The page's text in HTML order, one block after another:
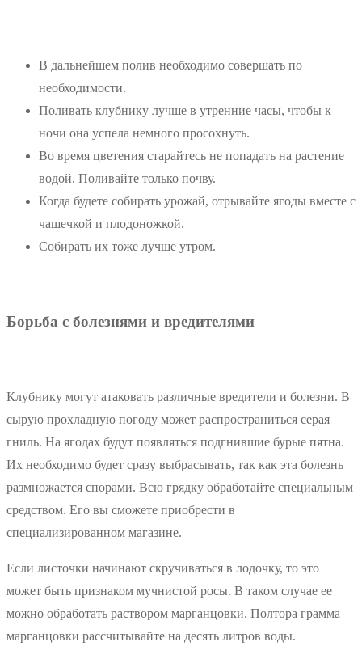
В дальнейшем полив необходимо совершать по
необходимости.
Поливать клубнику лучше в утренние часы, чтобы к
ночи она успела немного просохнуть.
Во время цветения старайтесь не попадать на растение
водой. Поливайте только почву.
Когда будете собирать урожай, отрывайте ягоды вместе с
чашечкой и плодоножкой.
Собирать их тоже лучше утром.
Борьба с болезнями и вредителями
Клубнику могут атаковать различные вредители и болезни. В
сырую прохладную погоду может распространиться серая
гниль. На ягодах будут появляться подгнившие бурые пятна.
Их необходимо будет сразу выбрасывать, так как эта болезнь
размножается спорами. Всю грядку обработайте специальным
средством. Его вы сможете приобрести в
специализированном магазине.
Если листочки начинают скручиваться в лодочку, то это
может быть признаком мучнистой росы. В таком случае ее
можно обработать раствором марганцовки. Полтора грамма
марганцовки рассчитывайте на десять литров воды.